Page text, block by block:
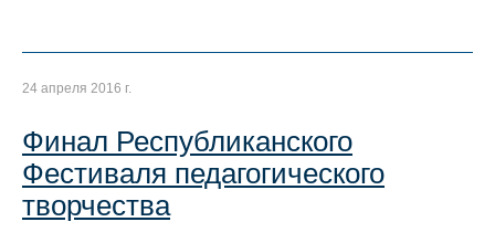
24 апреля 2016 г.
Финал Республиканского
Фестиваля педагогического
творчества